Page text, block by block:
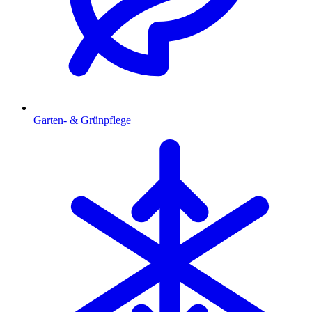
Garten- & Grünpflege